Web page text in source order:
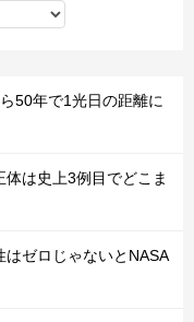
50年で1光日の距離に
は史上3例目でどこま
ゼロじゃないとNASA